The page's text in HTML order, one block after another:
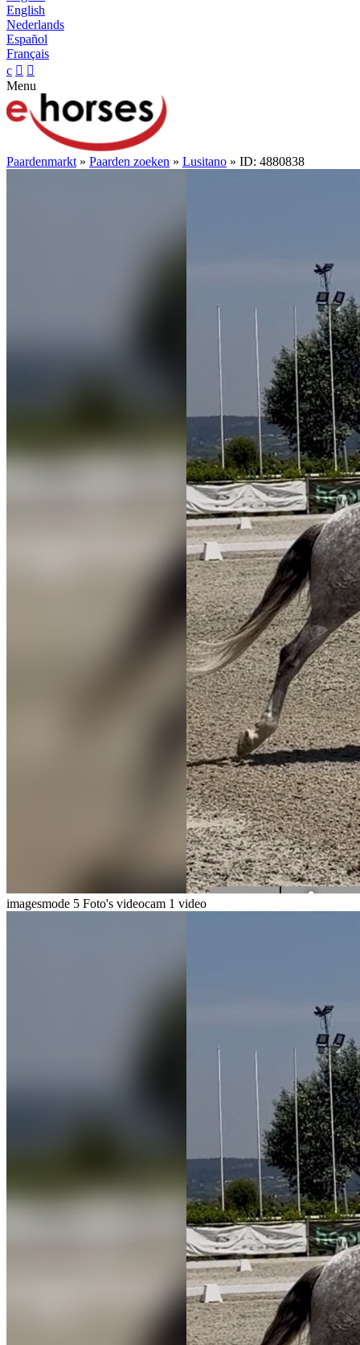
English
Nederlands
Español
Français
c  
Menu
Paardenmarkt » Paarden zoeken » Lusitano » ID: 4880838
imagesmode 5 Foto's videocam 1 video